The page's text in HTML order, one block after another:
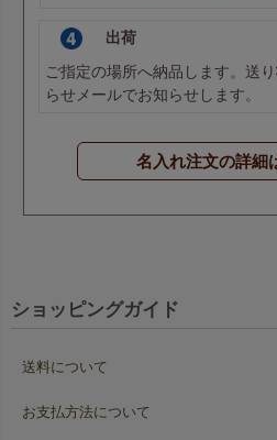
出荷
ご指定の場所へ納品します。送
らせメールでお知らせします。
名入れ注文の詳細
ショッピングガイド
送料について
お支払方法について